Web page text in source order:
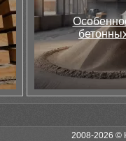
2008-2026 ©